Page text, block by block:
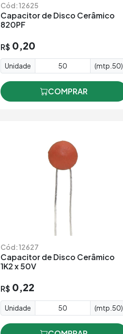
Cód: 12625
Capacitor de Disco Cerâmico
820PF
R$ 0,20
Unidade (mtp.50)
COMPRAR
Cód: 12627
Capacitor de Disco Cerâmico
1K2 x 50V
R$ 0,22
Unidade (mtp.50)